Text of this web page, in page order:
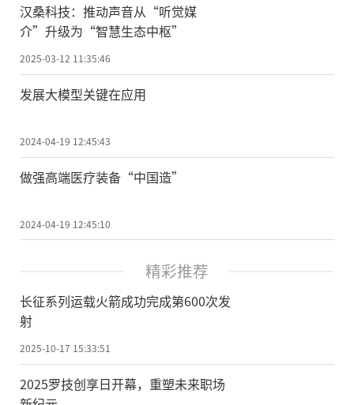
汉桑科技：推动声音从“听觉媒
介”升级为“智慧生态中枢”
2025-03-12 11:35:46
发展大模型关键在应用
2024-04-19 12:45:43
做强高端医疗装备“中国造”
2024-04-19 12:45:10
精彩推荐
长征系列运载火箭成功完成第600次发
射
2025-10-17 15:33:51
2025罗技创享日开幕，重塑未来职场